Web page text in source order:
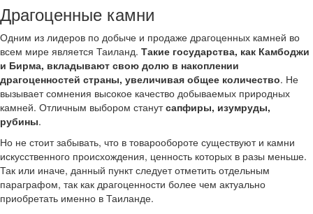
Драгоценные камни
Одним из лидеров по добыче и продаже драгоценных камней во
всем мире является Таиланд. Такие государства, как Камбоджи
и Бирма, вкладывают свою долю в накоплении
драгоценностей страны, увеличивая общее количество. Не
вызывает сомнения высокое качество добываемых природных
камней. Отличным выбором станутсапфиры, изумруды,
рубины.
Но не стоит забывать, что в товарообороте существуют и камни
искусственного происхождения, ценность которых в разы меньше.
Так или иначе, данный пункт следует отметить отдельным
параграфом, так как драгоценности более чем актуально
приобретать именно в Таиланде.